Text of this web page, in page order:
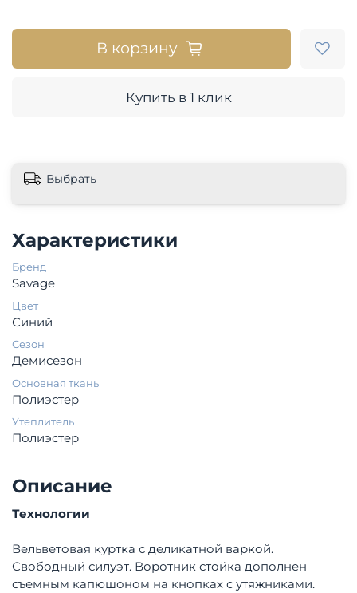
В корзину
Купить в 1 клик
Выбрать
Характеристики
Бренд
Savage
Цвет
Синий
Сезон
Демисезон
Основная ткань
Полиэстер
Утеплитель
Полиэстер
Описание
Технологии
Вельветовая куртка с деликатной варкой.
Свободный силуэт. Воротник стойка дополнен
съемным капюшоном на кнопках с утяжниками.